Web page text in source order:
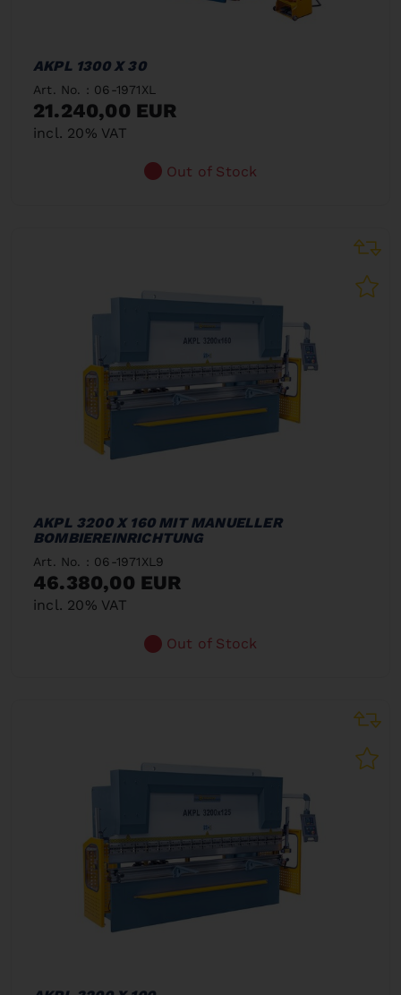
AKPL 1300 X 30
Art. No. : 06-1971XL
21.240,00 EUR
incl. 20% VAT
Out of Stock
AKPL 3200 X 160 MIT MANUELLER
BOMBIEREINRICHTUNG
Art. No. : 06-1971XL9
46.380,00 EUR
incl. 20% VAT
Out of Stock